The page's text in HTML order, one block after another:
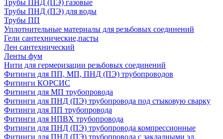
Трубы ПНД (ПЭ) газовые
Трубы ПНД (ПЭ) для воды
Трубы ПП
Уплотнительные материалы для резьбовых соединений
Гели сантехнические,пасты
Лен сантехнический
Ленты фум
Нити для гермеризации резьбовых соединений
Фитинги для ПП, МП, ПНД (ПЭ) трубопроводов
Фитинги КОРСИС
Фитинги для МП трубопровода
Фитинги для ПНД (ПЭ) трубопровода под стыковую сварку
Фитинги для ПП трубопровода
Фитинги для НПВХ трубопровода
Фитинги для ПНД (ПЭ) трубопровода компрессионные
Фитинги для ПНД (ПЭ) трубопровода с закладными эл.